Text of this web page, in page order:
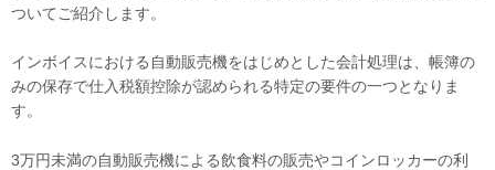
ついてご紹介します。
インボイスにおける自動販売機をはじめとした会計処理は、帳簿の
みの保存で仕入税額控除が認められる特定の要件の一つとなりま
す。
3万円未満の自動販売機による飲食料の販売やコインロッカーの利